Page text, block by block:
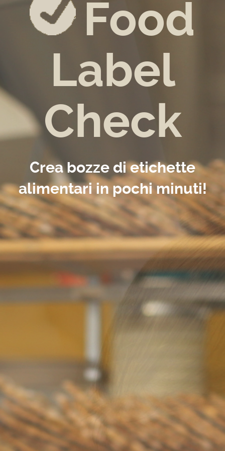
Food
Label
Check
Crea bozze di etichette
alimentari in pochi minuti!